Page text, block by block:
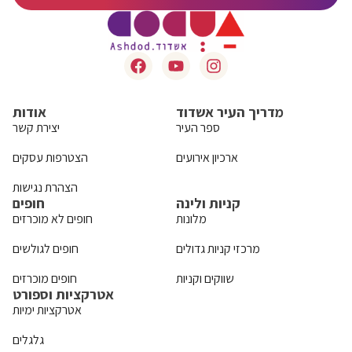
אודות
יצירת קשר
הצטרפות עסקים
הצהרת נגישות
מדריך העיר אשדוד
ספר העיר
ארכיון אירועים
חופים
חופים לא מוכרזים
חופים לגולשים
חופים מוכרזים
קניות ולינה
מלונות
מרכזי קניות גדולים
שווקים וקניות
אטרקציות וספורט
אטרקציות ימיות
גלגלים